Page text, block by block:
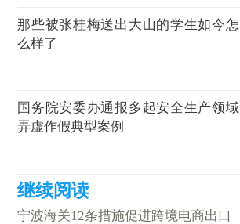
那些被张桂梅送出大山的学生如今怎
么样了
国务院安委办通报多起安全生产领域
弄虚作假典型案例
宁波海关12条措施促进跨境电商出口